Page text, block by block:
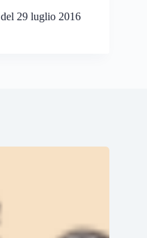
del 29 luglio 2016